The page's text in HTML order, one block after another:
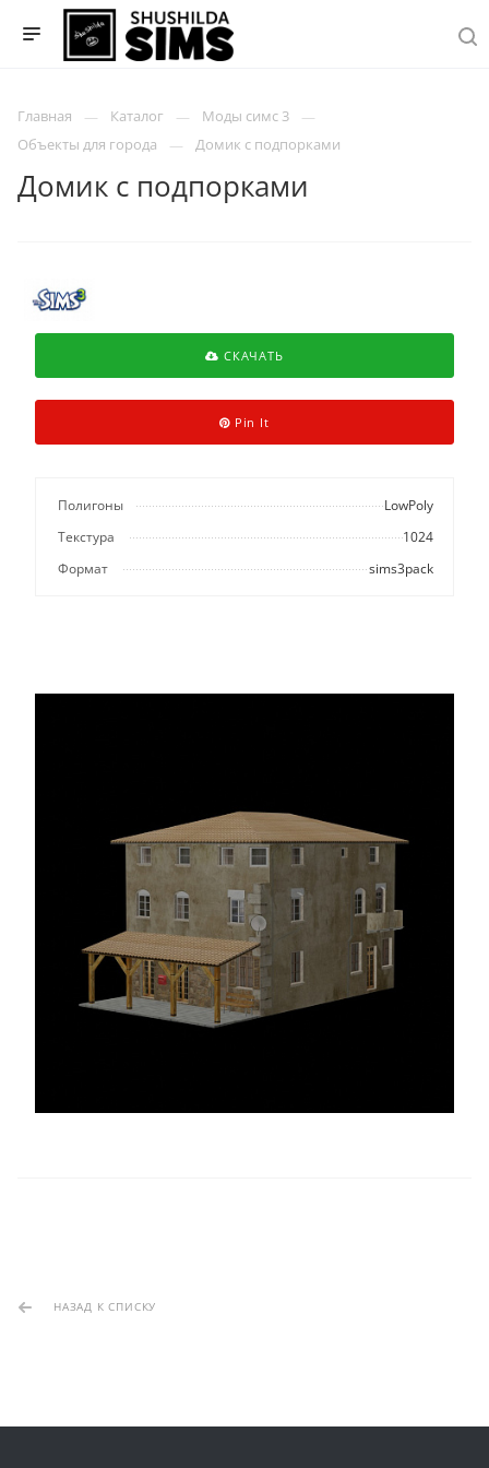
Главная Каталог
Моды симс 3
Объекты для города
Домик с подпорками
Домик с подпорками
СКАЧАТЬ
Pin It
Полигоны
LowPoly
Текстура
1024
Формат
sims3pack
НАЗАД К СПИСКУ